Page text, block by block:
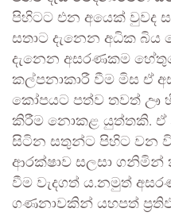
පිහිටට එන අයෙක් වුවද
සතාට දැනෙන අධික බිය
දැනෙන අසරණකම
කල්පනාකාරී වීම මිස ඒ
කෝපයට පත්ව තවත් ඌ
කිරීම නොකළ යුත්තකි. ඒ
සිටින සතුන්ට පිහිට වන
ආරක්ෂාව සලසා ගනිමින්
වීම වැදගත් ය.නමුත්
ගණනාවකින් යහපත්